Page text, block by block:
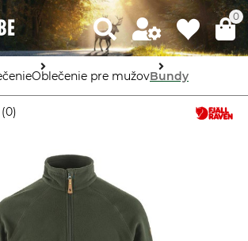
0
Oblečenie pre mužovBundy
0